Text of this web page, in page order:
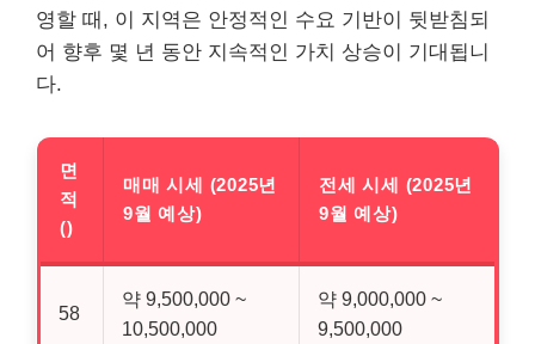
영할 때, 이 지역은 안정적인 수요 기반이 뒷받침되
어 향후 몇 년 동안 지속적인 가치 상승이 기대됩니
다.
면
적
()
매매 시세 (2025년
9월 예상)
전세 시세 (2025년
9월 예상)
58
약 9,500,000 ~
10,500,000
약 9,000,000 ~
9,500,000